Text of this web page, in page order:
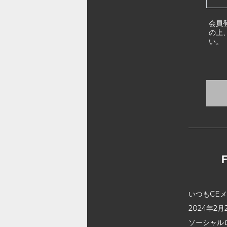
会員
の上
い。
いつもCE
2024年2月
ソーシャ